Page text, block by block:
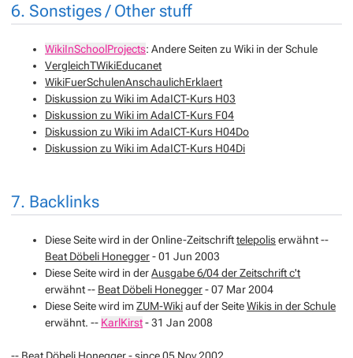
6. Sonstiges / Other stuff
WikiInSchoolProjects: Andere Seiten zu Wiki in der Schule
VergleichTWikiEducanet
WikiFuerSchulenAnschaulichErklaert
Diskussion zu Wiki im AdaICT-Kurs H03
Diskussion zu Wiki im AdaICT-Kurs F04
Diskussion zu Wiki im AdaICT-Kurs H04Do
Diskussion zu Wiki im AdaICT-Kurs H04Di
7. Backlinks
Diese Seite wird in der Online-Zeitschrifttelepoliserwähnt --
Beat Döbeli Honegger- 01 Jun 2003
Diese Seite wird in derAusgabe 6/04 der Zeitschrift c't
erwähnt -- Beat Döbeli Honegger- 07 Mar 2004
Diese Seite wird imZUM-Wikiauf der SeiteWikis in der Schule
erwähnt. -- KarlKirst- 31 Jan 2008
-- Beat Döbeli Honegger- since 05 Nov 2002